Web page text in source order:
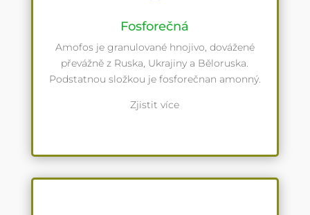
Fosforečná
Amofos je granulované hnojivo, dovážené
převážně z Ruska, Ukrajiny a Běloruska.
Podstatnou složkou je fosforečnan amonný.
Zjistit více